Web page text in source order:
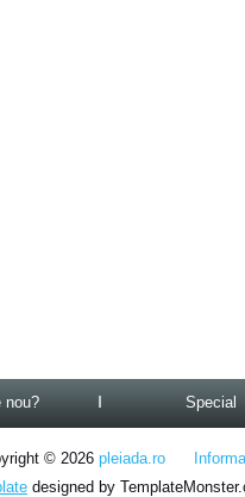
nou? Special
© 2026 pleiada.ro
designed by